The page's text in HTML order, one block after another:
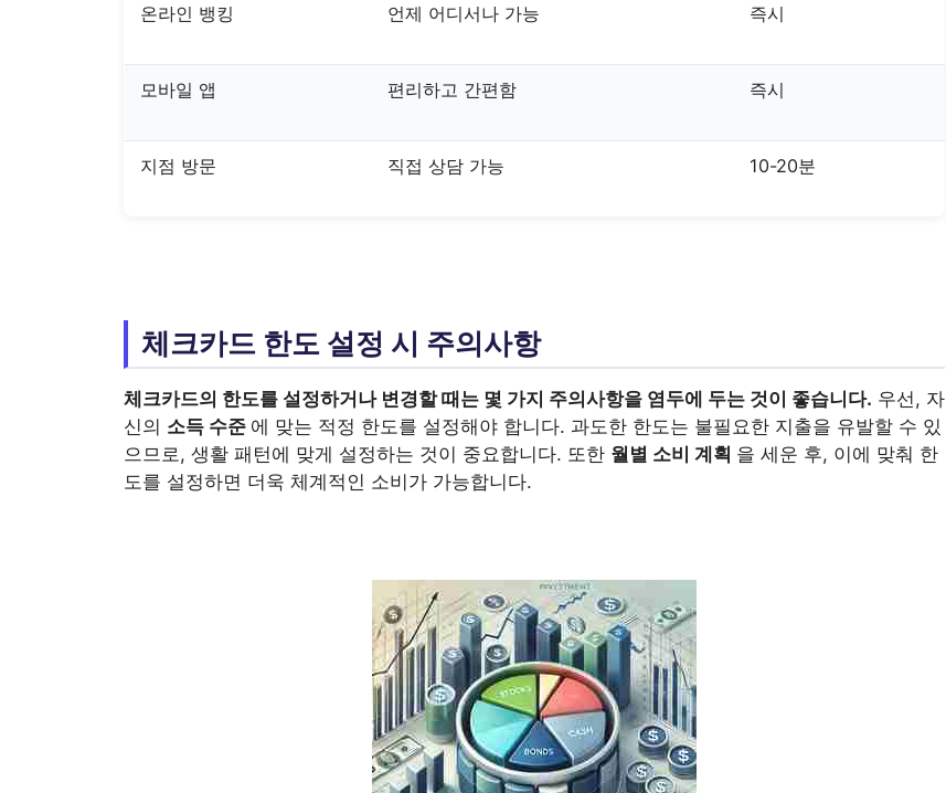
온라인 뱅킹 언제 어디서나 가능 즉시
모바일 앱 편리하고 간편함 즉시
지점 방문 직접 상담 가능 10-20분
체크카드 한도 설정 시 주의사항
체크카드의 한도를 설정하거나 변경할 때는 몇 가지 주의사항을 염두에 두는 것이 좋습니다. 우선, 자
신의 소득 수준 에 맞는 적정 한도를 설정해야 합니다. 과도한 한도는 불필요한 지출을 유발할 수 있
으므로, 생활 패턴에 맞게 설정하는 것이 중요합니다. 또한 월별 소비 계획 을 세운 후, 이에 맞춰 한
도를 설정하면 더욱 체계적인 소비가 가능합니다.